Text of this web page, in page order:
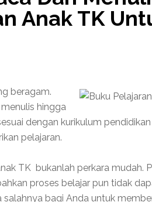
Anak TK
beragam.
hingga
dengan kurikulum pendidikan
pelajaran.
TK bukanlah perkara mudah.
proses belajar pun tidak
bagi Anda untuk